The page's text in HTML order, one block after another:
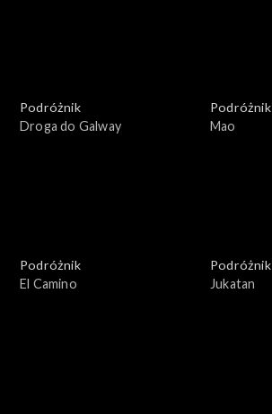
Podróżnik
Droga do Galway
Podróżnik
Mao
Podróżnik
El Camino
Podróżnik
Jukatan